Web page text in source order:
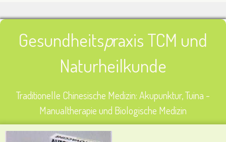
Gesundheitspraxis TCM und
Naturheilkunde
Traditionelle Chinesische Medizin: Akupunktur, Tuina -
Manualtherapie und Biologische Medizin